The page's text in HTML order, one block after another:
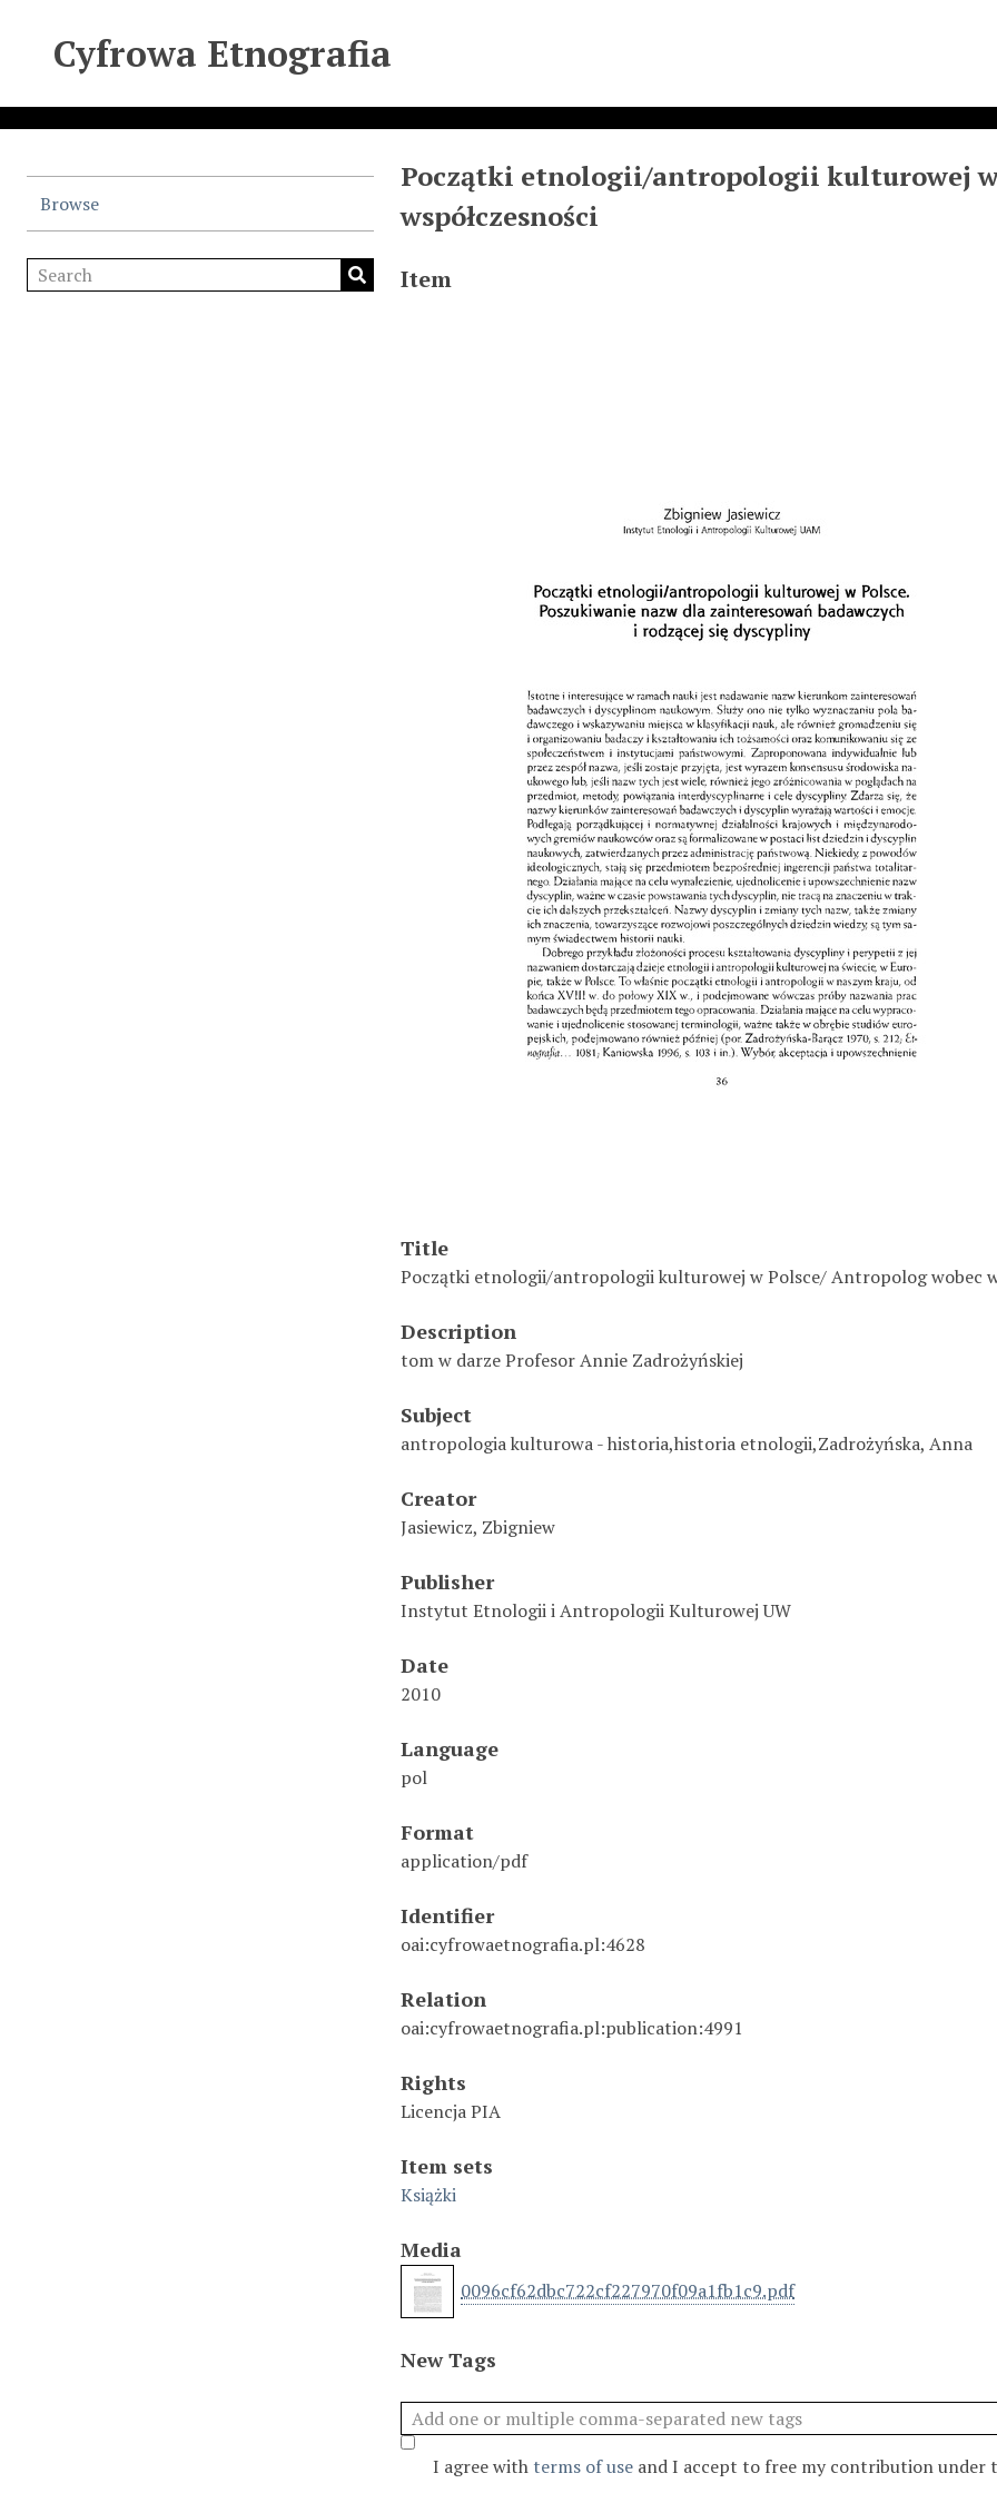
Cyfrowa Etnografia
Browse
Początki etnologii/antropologii kulturowej w
współczesności
Item
Title
Początki etnologii/antropologii kulturowej w Polsce/ Antropolog wobec
Description
tom w darze Profesor Annie Zadrożyńskiej
Subject
antropologia kulturowa - historia,historia etnologii,Zadrożyńska, Anna
Creator
Jasiewicz, Zbigniew
Publisher
Instytut Etnologii i Antropologii Kulturowej UW
Date
2010
Language
pol
Format
application/pdf
Identifier
oai:cyfrowaetnografia.pl:4628
Relation
oai:cyfrowaetnografia.pl:publication:4991
Rights
Licencja PIA
Item sets
Książki
Media
0096cf62dbc722cf227970f09a1fb1c9.pdf
New Tags
I agree with terms of use and I accept to free my contribution under